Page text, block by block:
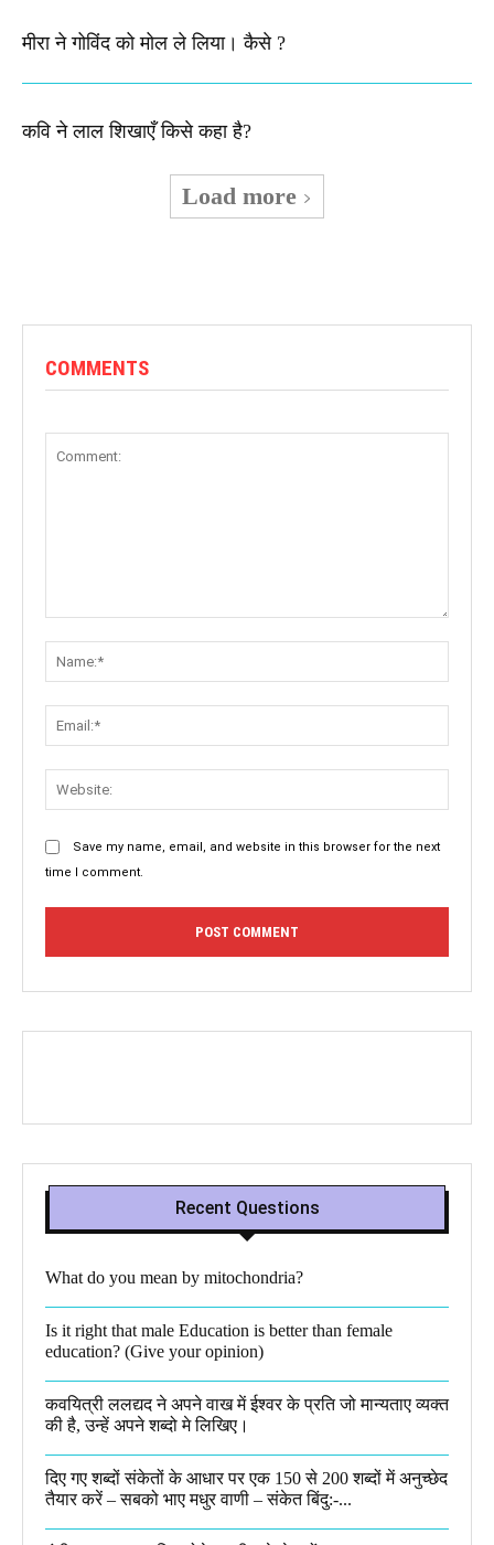
मीरा ने गोविंद को मोल ले लिया। कैसे ?
कवि ने लाल शिखाएँ किसे कहा है?
Load more
COMMENTS
Save my name, email, and website in this browser for the next
time I comment.
Recent Questions
What do you mean by mitochondria?​
Is it right that male Education is better than female
education? (Give your opinion)
कवयित्री ललद्यद ने अपने वाख में ईश्वर के प्रति जो मान्यताए व्यक्त
की है, उन्हें अपने शब्दो मे लिखिए।
दिए गए शब्दों संकेतों के आधार पर एक 150 से 200 शब्दों में अनुच्छेद
तैयार करें – सबको भाए मधुर वाणी – संकेत बिंदु:-...